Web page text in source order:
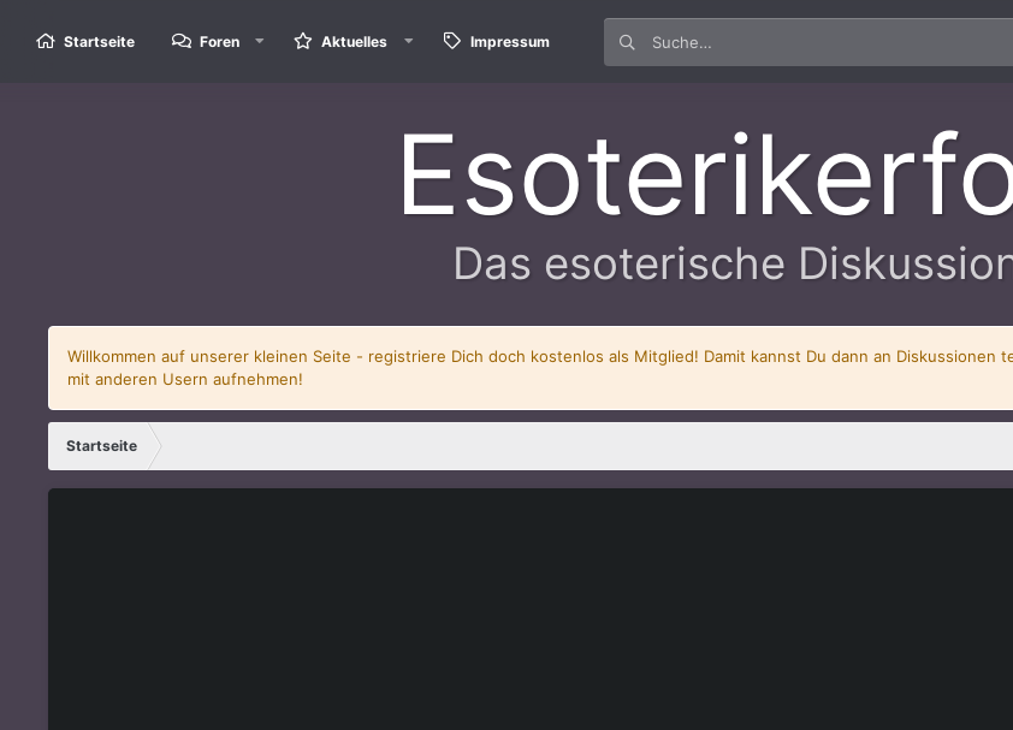
Startseite Foren Aktuelles Impressum
Das esoterische
Willkommen auf unserer kleinen Seite - registriere Dich doch kostenlos als Mitglied! Damit kannst Du dann an Diskussionen
mit anderen Usern aufnehmen!
Startseite